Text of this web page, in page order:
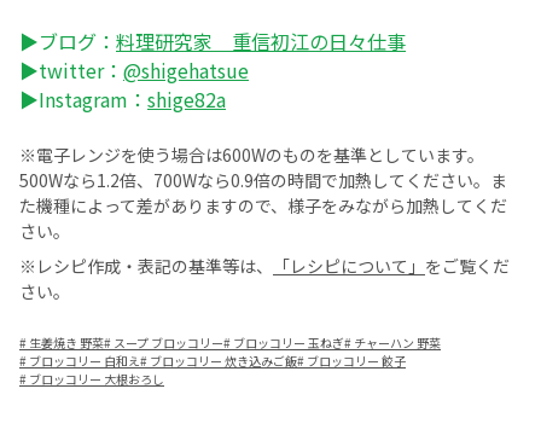
▶ブログ： 料理研究家 重信初江の日々仕事
▶twitter： @shigehatsue
▶Instagram： shige82a
※電子レンジを使う場合は600Wのものを基準としています。
500Wなら1.2倍、700Wなら0.9倍の時間で加熱してください。ま
た機種によって差がありますので、様子をみながら加熱してくだ
さい。
※レシピ作成・表記の基準等は、
「レシピについて」 をご覧くだ
さい。
# 生姜焼き 野菜# スープ ブロッコリー# ブロッコリー 玉ねぎ# チャーハン 野菜
# ブロッコリー 白和え# ブロッコリー 炊き込みご飯# ブロッコリー 餃子
# ブロッコリー 大根おろし